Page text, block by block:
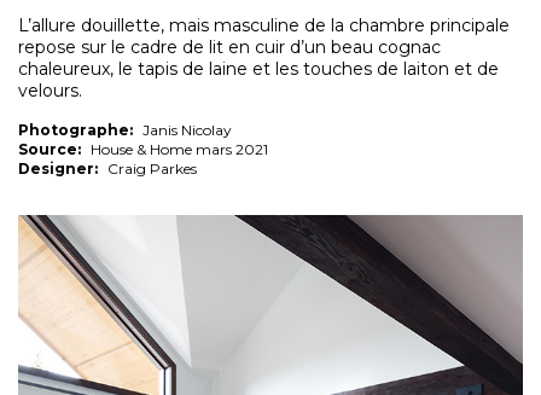
L’allure douillette, mais masculine de la chambre principale
repose sur le cadre de lit en cuir d’un beau cognac
chaleureux, le tapis de laine et les touches de laiton et de
velours.
Photographe: Janis Nicolay
Source: House & Home mars 2021
Designer: Craig Parkes